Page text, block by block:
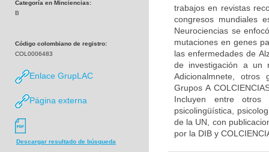
Categoría en Minciencias:
B
Código colombiano de registro:
COL0006483
Enlace GrupLAC
Página externa
Descargar resultado de búsqueda
trabajos en revistas
congresos mundiales
Neurociencias se
mutaciones en genes
las enfermedades de
de investigación a un
Adicionalmnete, otros
Grupos A
Incluyen entre otros
psicolingüística,
de la UN, con
por la DIB y